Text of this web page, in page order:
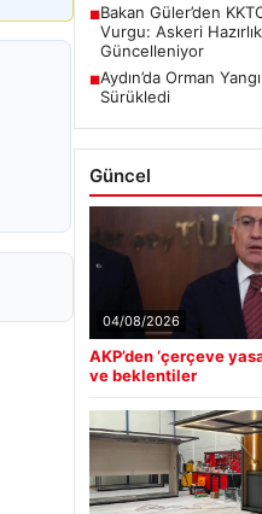
■Bakan Güler’den
Vurgu: Askeri
Güncelleniyor
■Aydın’da Orman
Sürükledi
Güncel
04/08/2026
AKP’den ‘çerçeve
ve beklentiler